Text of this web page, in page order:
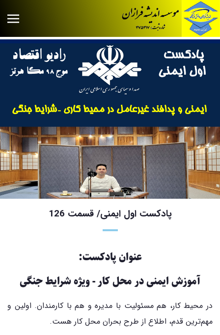
پادکست اول ایمنی/ قسمت 126
عنوان پادکست:
آموزش ایمنی در محل کار - ویژه شرایط جنگی
در محیط کار، هم مسئولیت با مدیره و هم با کارمندان. اولین و
مهم‌ترین قدم، اطلاع از طرح بحران محل کار هست.